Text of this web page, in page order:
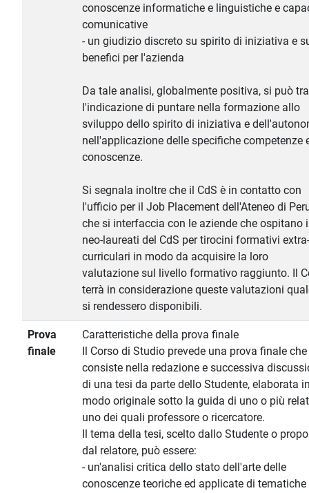
conoscenze informatiche e linguistiche e
comunicative
- un giudizio discreto su spirito di iniziativa e
benefici per l'azienda
Da tale analisi, globalmente positiva, si può
l'indicazione di puntare nella formazione allo
sviluppo dello spirito di iniziativa e
nell'applicazione delle specifiche competenze
conoscenze.
Si segnala inoltre che il CdS è in contatto con
l'ufficio per il Job Placement dell'Ateneo di
che si interfaccia con le aziende che ospitano i
neo-laureati del CdS per tirocini formativi extra-
curriculari in modo da acquisire la loro
valutazione sul livello formativo raggiunto. Il
terrà in considerazione queste valutazioni
si rendessero disponibili.
Prova
finale
Caratteristiche della prova finale
Il Corso di Studio prevede una prova finale che
consiste nella redazione e successiva
di una tesi da parte dello Studente, elaborata
modo originale sotto la guida di uno o più
uno dei quali professore o ricercatore.
Il tema della tesi, scelto dallo Studente o
dal relatore, può essere:
- un'analisi critica dello stato dell'arte delle
conoscenze teoriche ed applicate di tematiche